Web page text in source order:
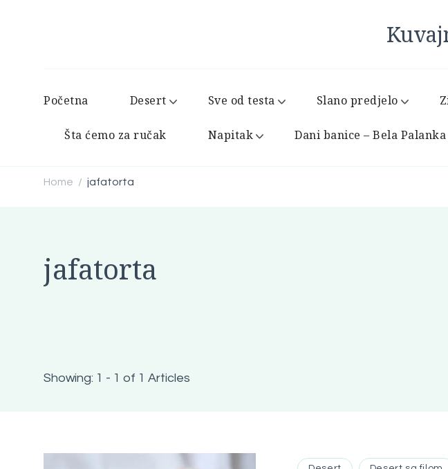
Početna Desert Sve od testa Slano predjelo
Šta ćemo za ručak Napitak Dani banice – Bela Palanka
Home / jafatorta
jafatorta
Showing: 1 - 1 of 1 Articles